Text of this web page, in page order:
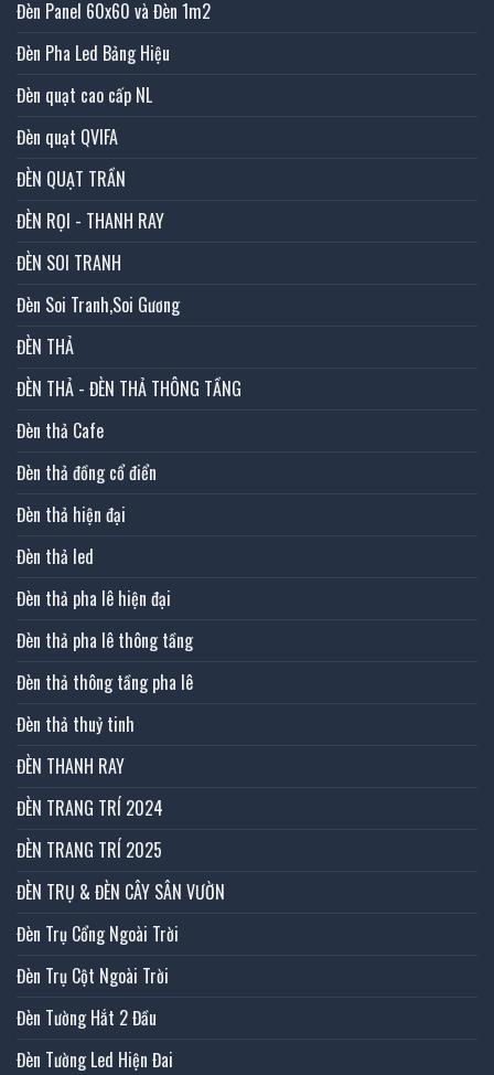
Đèn Panel 60x60 và Đèn 1m2
Đèn Pha Led Bảng Hiệu
Đèn quạt cao cấp NL
Đèn quạt QVIFA
ĐÈN QUẠT TRẦN
ĐÈN RỌI - THANH RAY
ĐÈN SOI TRANH
Đèn Soi Tranh,Soi Gương
ĐÈN THẢ
ĐÈN THẢ - ĐÈN THẢ THÔNG TẦNG
Đèn thả Cafe
Đèn thả đồng cổ điển
Đèn thả hiện đại
Đèn thả led
Đèn thả pha lê hiện đại
Đèn thả pha lê thông tầng
Đèn thả thông tầng pha lê
Đèn thả thuỷ tinh
ĐÈN THANH RAY
ĐÈN TRANG TRÍ 2024
ĐÈN TRANG TRÍ 2025
ĐÈN TRỤ & ĐÈN CÂY SÂN VƯỜN
Đèn Trụ Cổng Ngoài Trời
Đèn Trụ Cột Ngoài Trời
Đèn Tường Hắt 2 Đầu
Đèn Tường Led Hiện Đai